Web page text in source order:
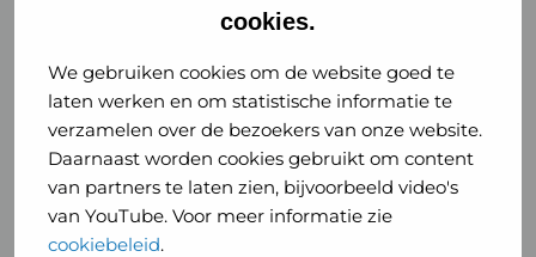
cookies.
We gebruiken cookies om de website goed te
laten werken en om statistische informatie te
verzamelen over de bezoekers van onze website.
Daarnaast worden cookies gebruikt om content
van partners te laten zien, bijvoorbeeld video's
van YouTube. Voor meer informatie zie
cookiebeleid.
of
GGD
GHOR
Nederland
Instagram
of
GGD
GHOR
Nederland
GGD Reizen op social media
GGD Reizen